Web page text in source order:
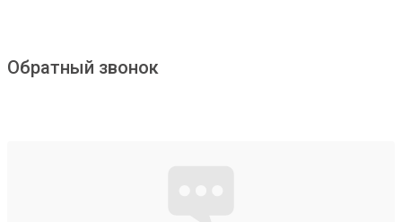
Обратный звонок